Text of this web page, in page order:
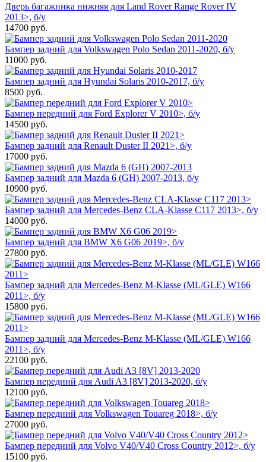
Дверь багажника нижняя для Land Rover Range Rover IV
2013>, б/у
14700 руб.
Бампер задний для Volkswagen Polo Sedan 2011-2020, б/у
11000 руб.
Бампер задний для Hyundai Solaris 2010-2017, б/у
8500 руб.
Бампер передний для Ford Explorer V 2010>, б/у
14500 руб.
Бампер задний для Renault Duster II 2021>, б/у
17000 руб.
Бампер задний для Mazda 6 (GH) 2007-2013, б/у
10900 руб.
Бампер задний для Mercedes-Benz CLA-Klasse C117 2013>, б/у
14000 руб.
Бампер задний для BMW X6 G06 2019>, б/у
27800 руб.
Бампер задний для Mercedes-Benz M-Klasse (ML/GLE) W166
2011>, б/у
15800 руб.
Бампер задний для Mercedes-Benz M-Klasse (ML/GLE) W166
2011>, б/у
22100 руб.
Бампер передний для Audi A3 [8V] 2013-2020, б/у
12100 руб.
Бампер передний для Volkswagen Touareg 2018>, б/у
27000 руб.
Бампер передний для Volvo V40/V40 Cross Country 2012>, б/у
15100 руб.